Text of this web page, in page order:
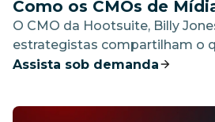
Como os CMOs de
Transformam Sinais
O CMO da Hootsuite, Billy
estrategistas compartilham o
hoje e revelam como
Assista sob demanda